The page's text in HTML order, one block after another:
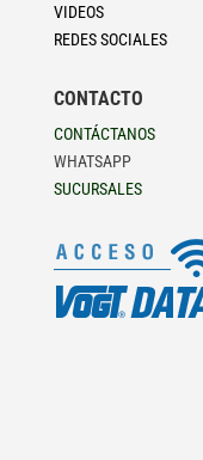
VIDEOS
REDES SOCIALES
CONTACTO
CONTÁCTANOS
WHATSAPP
SUCURSALES